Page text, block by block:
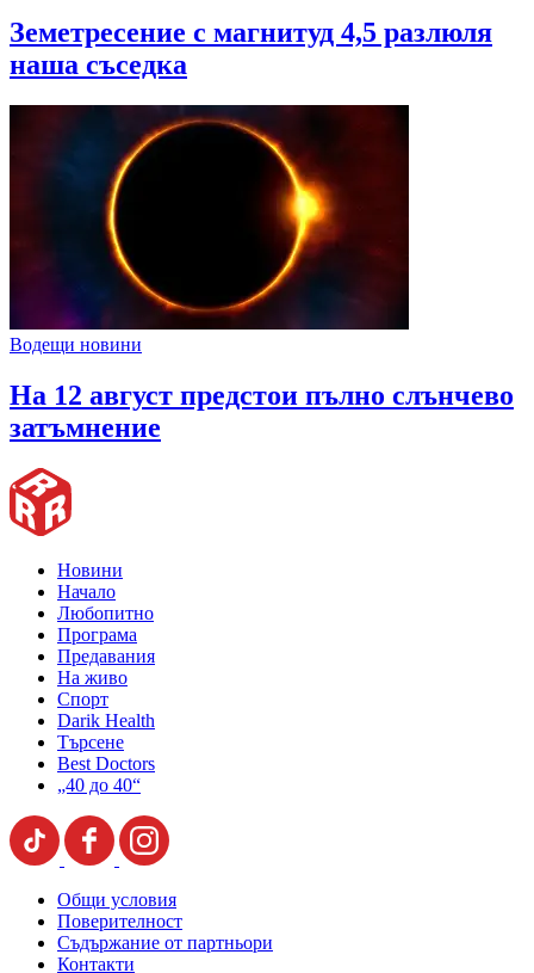
Земетресение с магнитуд 4,5 разлюля
наша съседка
Водещи новини
На 12 август предстои пълно слънчево
затъмнение
Новини
Начало
Любопитно
Програма
Предавания
На живо
Спорт
Darik Health
Търсене
Best Doctors
„40 до 40“
Общи условия
Поверителност
Съдържание от партньори
Контакти